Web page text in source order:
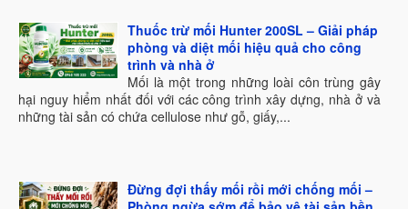
Thuốc trừ mối Hunter 200SL – Giải pháp
phòng và diệt mối hiệu quả cho công
trình và nhà ở
Mối là một trong những loài côn trùng gây
hại nguy hiểm nhất đối với các công trình xây dựng, nhà ở và
những tài sản có chứa cellulose như gỗ, giấy,...
Đừng đợi thấy mối rồi mới chống mối –